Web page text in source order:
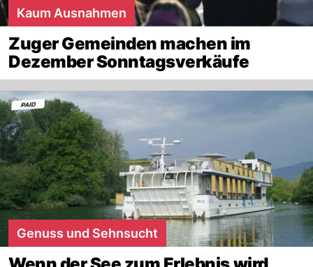
Kaum Ausnahmen
Zuger Gemeinden machen im
Dezember Sonntagsverkäufe
Genuss und Sehnsucht